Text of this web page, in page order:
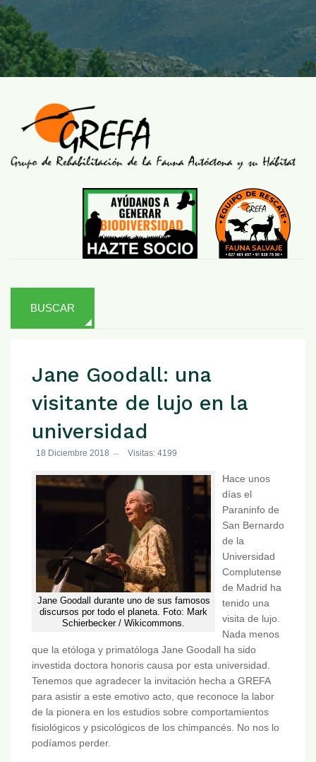
BUSCAR
Jane Goodall: una
visitante de lujo en la
universidad
18 Diciembre 2018 Visitas: 4199
Jane Goodall durante uno de sus famosos
discursos por todo el planeta. Foto: Mark
Schierbecker / Wikicommons.
Hace unos
días el
Paraninfo de
San Bernardo
de la
Universidad
Complutense
de Madrid ha
tenido una
visita de lujo.
Nada menos
que la etóloga y primatóloga Jane Goodall ha sido
investida doctora honoris causa por esta universidad.
Tenemos que agradecer la invitación hecha a GREFA
para asistir a este emotivo acto, que reconoce la labor
de la pionera en los estudios sobre comportamientos
fisiológicos y psicológicos de los chimpancés. No nos lo
podíamos perder.